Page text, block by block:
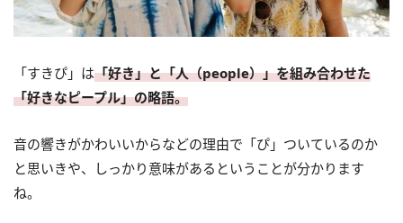
「すきぴ」は「好き」と「人（people）」を組み合わせた
「好きなピープル」の略語。
音の響きがかわいいからなどの理由で「ぴ」ついているのか
と思いきや、しっかり意味があるということが分かります
ね。